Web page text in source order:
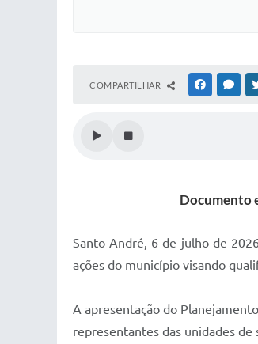
COMPARTILHAR FACEBOOK
Documento
Santo André, 6 de julho de
ações do município visando
A apresentação do
representantes das unidades de